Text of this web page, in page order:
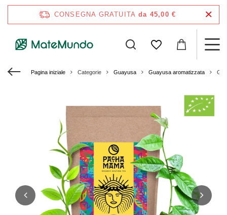
CONSEGNA GRATUITA da 45,00 €
Pagina iniziale Categorie Guayusa Guayusa aromatizzata